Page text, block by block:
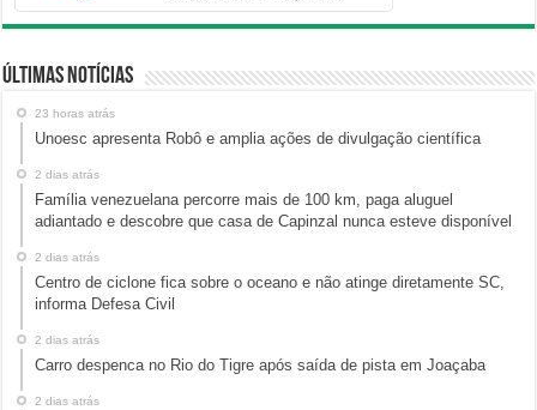
Últimas Notícias
23 horas atrás
Unoesc apresenta Robô e amplia ações de divulgação científica
2 dias atrás
Família venezuelana percorre mais de 100 km, paga aluguel
adiantado e descobre que casa de Capinzal nunca esteve disponível
2 dias atrás
Centro de ciclone fica sobre o oceano e não atinge diretamente SC,
informa Defesa Civil
2 dias atrás
Carro despenca no Rio do Tigre após saída de pista em Joaçaba
2 dias atrás